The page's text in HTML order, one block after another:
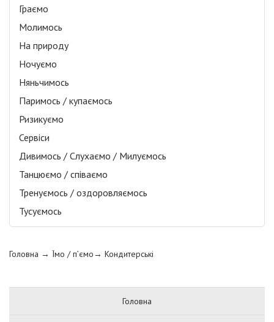
Граємо
Молимось
На природу
Ночуємо
Няньчимось
Паримось / купаємось
Ризикуємо
Сервіси
Дивимось / Слухаємо / Милуємось
Танцюємо / співаємо
Тренуємось / оздоровляємось
Тусуємось
Головна → Їмо / п’ємо→ Кондитерські
Головна